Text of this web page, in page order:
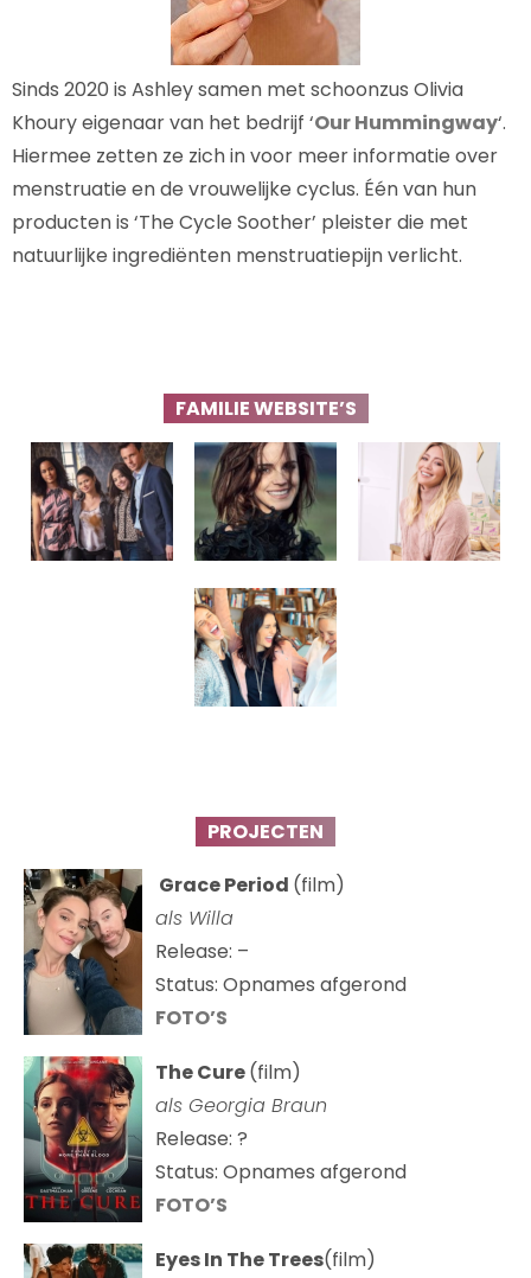
Sinds 2020 is Ashley samen met schoonzus Olivia
Khoury eigenaar van het bedrijf ‘Our Hummingway‘.
Hiermee zetten ze zich in voor meer informatie over
menstruatie en de vrouwelijke cyclus. Één van hun
producten is ‘The Cycle Soother’ pleister die met
natuurlijke ingrediënten menstruatiepijn verlicht.
FAMILIE WEBSITE’S
PROJECTEN
Grace Period (film)
als Willa
Release: –
Status: Opnames afgerond
FOTO’S
The Cure(film)
als Georgia Braun
Release: ?
Status: Opnames afgerond
FOTO’S
Eyes In The Trees(film)